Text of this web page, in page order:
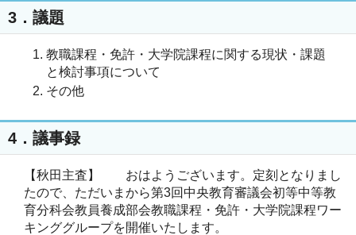
3．議題
教職課程・免許・大学院課程に関する現状・課題
と検討事項について
その他
4．議事録
【秋田主査】 おはようございます。定刻となりまし
たので、ただいまから第3回中央教育審議会初等中等教
育分科会教員養成部会教職課程・免許・大学院課程ワー
キンググループを開催いたします。